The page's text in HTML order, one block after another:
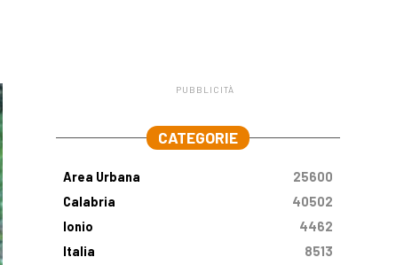
PUBBLICITÀ
CATEGORIE
Area Urbana
25600
Calabria
40502
Ionio
4462
Italia
8513